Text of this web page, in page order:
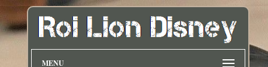
MENU